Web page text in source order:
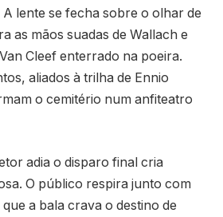
lente se fecha sobre o olhar de
as mãos suadas de Wallach e
Cleef enterrado na poeira.
aliados à trilha de Ennio
o cemitério num anfiteatro
adia o disparo final cria
O público respira junto com
a bala crava o destino de